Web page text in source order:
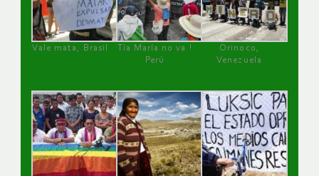
Vale mata, Brasil
Tía María no va !
Perú
Orinoco,
Venezuela